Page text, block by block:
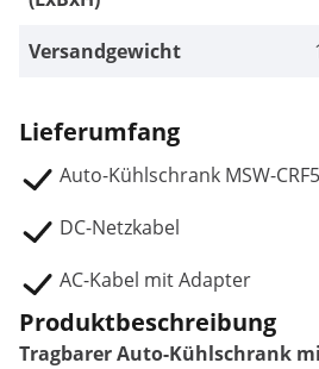
Versandgewicht
Lieferumfang
Auto-Kühlschrank MSW-
DC-Netzkabel
AC-Kabel mit Adapter
Produktbeschreibung
Tragbarer Auto-Kühlschrank